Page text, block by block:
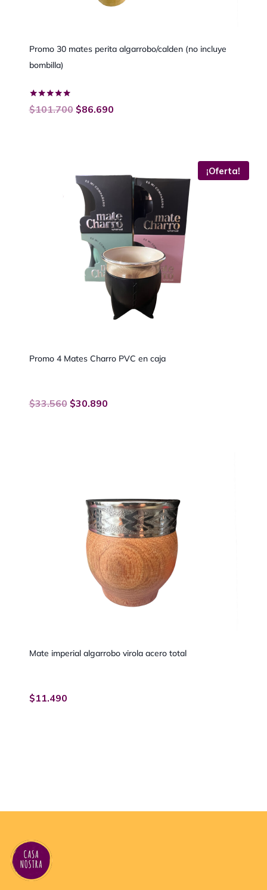
Promo 30 mates perita algarrobo/calden (no incluye
bombilla)
Valorado
con
$101.700 $86.690
¡Oferta!
Promo 4 Mates Charro PVC en caja
$33.560 $30.890
Mate imperial algarrobo virola acero total
$11.490